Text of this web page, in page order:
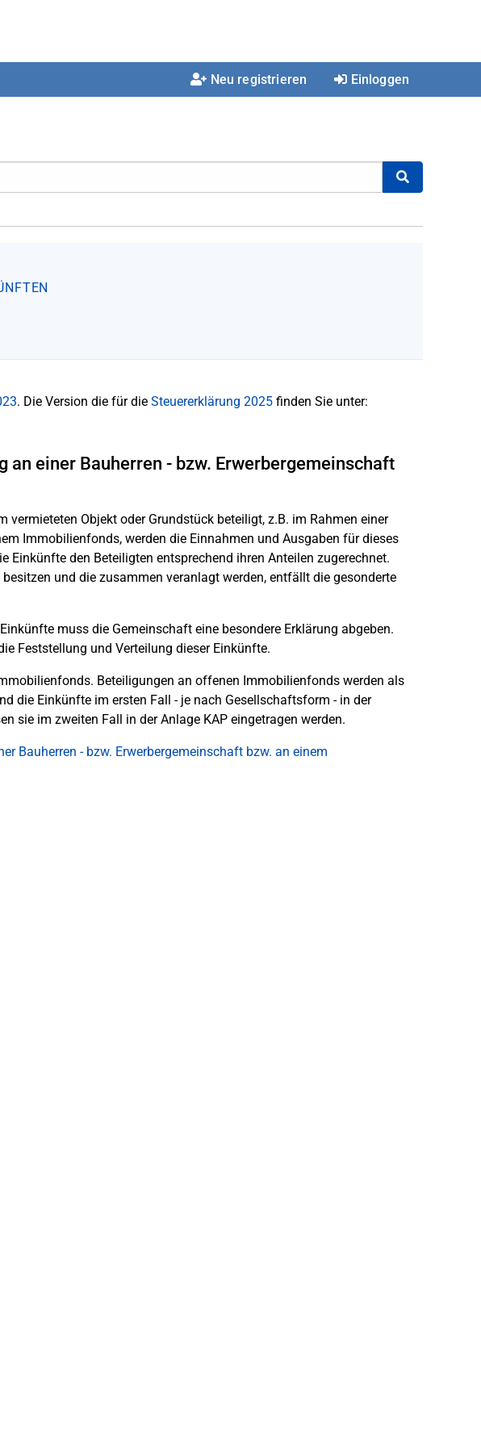
Neu registrieren Einloggen
. Die Version die für die Steuererklärung 2025finden Sie unter:
an einer Bauherren - bzw. Erwerbergemeinschaft
vermieteten Objekt oder Grundstück beteiligt, z.B. im Rahmen einer
Immobilienfonds, werden die Einnahmen und Ausgaben für dieses
Einkünfte den Beteiligten entsprechend ihren Anteilen zugerechnet.
und die zusammen veranlagt werden, entfällt die gesonderte
muss die Gemeinschaft eine besondere Erklärung abgeben.
Feststellung und Verteilung dieser Einkünfte.
Beteiligungen an offenen Immobilienfonds werden als
die Einkünfte im ersten Fall - je nach Gesellschaftsform - in der
sie im zweiten Fall in der Anlage KAP eingetragen werden.
Bauherren - bzw. Erwerbergemeinschaft bzw. an einem